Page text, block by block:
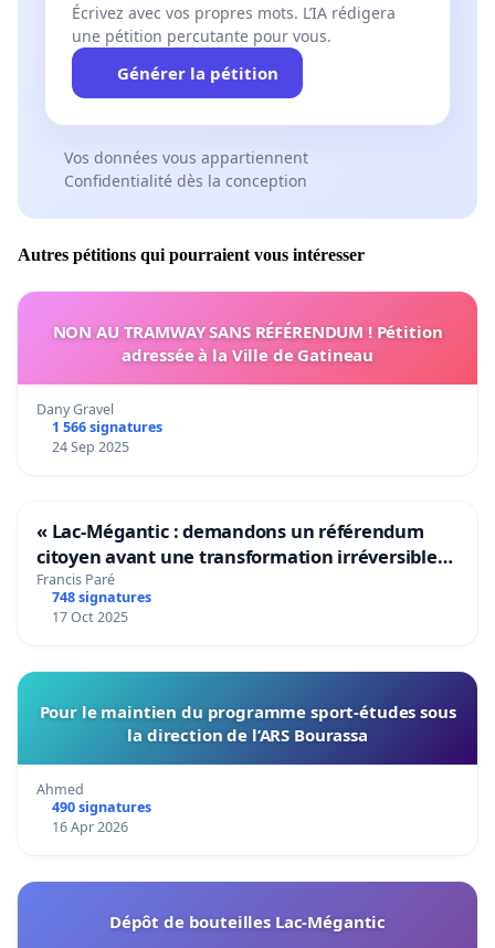
Écrivez avec vos propres mots. L’IA rédigera
une pétition percutante pour vous.
Générer la pétition
Vos données vous appartiennent
Confidentialité dès la conception
Autres pétitions qui pourraient vous intéresser
NON AU TRAMWAY SANS RÉFÉRENDUM ! Pétition
adressée à la Ville de Gatineau
Dany Gravel
1 566 signatures
24 Sep 2025
« Lac-Mégantic : demandons un référendum
citoyen avant une transformation irréversible
de notre territoire »
Francis Paré
748 signatures
17 Oct 2025
Pour le maintien du programme sport-études sous
la direction de l’ARS Bourassa
Ahmed
490 signatures
16 Apr 2026
Dépôt de bouteilles Lac-Mégantic